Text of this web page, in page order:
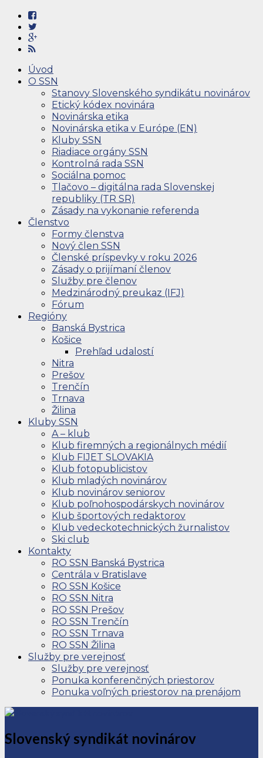
Úvod
O SSN
Stanovy Slovenského syndikátu novinárov
Etický kódex novinára
Novinárska etika
Novinárska etika v Európe (EN)
Kluby SSN
Riadiace orgány SSN
Kontrolná rada SSN
Sociálna pomoc
Tlačovo – digitálna rada Slovenskej
republiky (TR SR)
Zásady na vykonanie referenda
Členstvo
Formy členstva
Nový člen SSN
Členské príspevky v roku 2026
Zásady o prijímaní členov
Služby pre členov
Medzinárodný preukaz (IFJ)
Fórum
Regióny
Banská Bystrica
Košice
Prehľad udalostí
Nitra
Prešov
Trenčín
Trnava
Žilina
Kluby SSN
A – klub
Klub firemných a regionálnych médií
Klub FIJET SLOVAKIA
Klub fotopublicistov
Klub mladých novinárov
Klub novinárov seniorov
Klub poľnohospodárskych novinárov
Klub športových redaktorov
Klub vedeckotechnických žurnalistov
Ski club
Kontakty
RO SSN Banská Bystrica
Centrála v Bratislave
RO SSN Košice
RO SSN Nitra
RO SSN Prešov
RO SSN Trenčín
RO SSN Trnava
RO SSN Žilina
Služby pre verejnosť
Služby pre verejnosť
Ponuka konferenčných priestorov
Ponuka voľných priestorov na prenájom
Slovenský syndikát novinárov